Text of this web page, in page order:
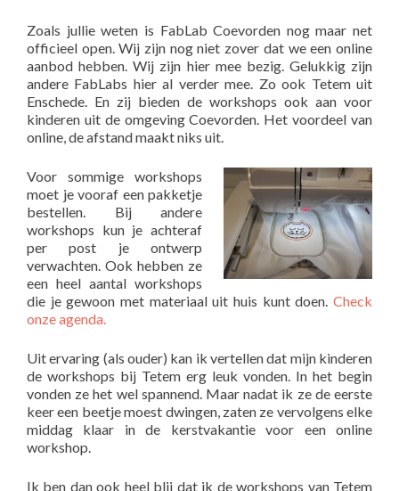
Zoals jullie weten is FabLab Coevorden nog maar net
officieel open. Wij zijn nog niet zover dat we een online
aanbod hebben. Wij zijn hier mee bezig. Gelukkig zijn
andere FabLabs hier al verder mee. Zo ook Tetem uit
Enschede. En zij bieden de workshops ook aan voor
kinderen uit de omgeving Coevorden. Het voordeel van
online, de afstand maakt niks uit.
Voor sommige workshops
moet je vooraf een pakketje
bestellen. Bij andere
workshops kun je achteraf
per post je ontwerp
verwachten. Ook hebben ze
een heel aantal workshops
die je gewoon met materiaal uit huis kunt doen. Check
onze agenda.
Uit ervaring (als ouder) kan ik vertellen dat mijn kinderen
de workshops bij Tetem erg leuk vonden. In het begin
vonden ze het wel spannend. Maar nadat ik ze de eerste
keer een beetje moest dwingen, zaten ze vervolgens elke
middag klaar in de kerstvakantie voor een online
workshop.
Ik ben dan ook heel blij dat ik de workshops van Tetem